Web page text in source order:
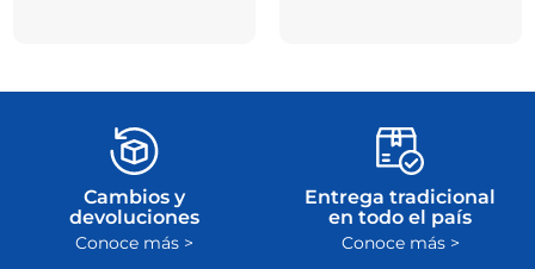
Cambios y
devoluciones
Conoce más >
Entrega tradicional
en todo el país
Conoce más >